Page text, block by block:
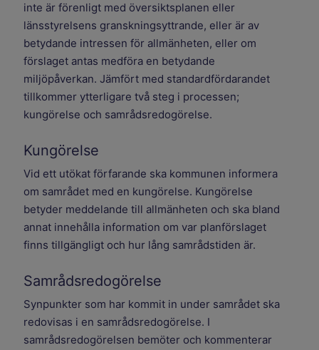
inte är förenligt med översiktsplanen eller
länsstyrelsens granskningsyttrande, eller är av
betydande intressen för allmänheten, eller om
förslaget antas medföra en betydande
miljöpåverkan. Jämfört med standardfördarandet
tillkommer ytterligare två steg i processen;
kungörelse och samrådsredogörelse.
Kungörelse
Vid ett utökat förfarande ska kommunen informera
om samrådet med en kungörelse. Kungörelse
betyder meddelande till allmänheten och ska bland
annat innehålla information om var planförslaget
finns tillgängligt och hur lång samrådstiden är.
Samrådsredogörelse
Synpunkter som har kommit in under samrådet ska
redovisas i en samrådsredogörelse. I
samrådsredogörelsen bemöter och kommenterar